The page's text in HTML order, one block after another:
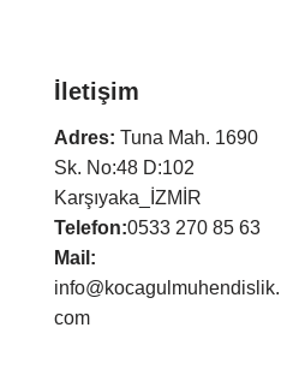
İletişim
Adres: Tuna Mah. 1690
Sk. No:48 D:102
Karşıyaka_İZMİR
Telefon:0533 270 85 63
Mail:
info@kocagulmuhendislik.
com